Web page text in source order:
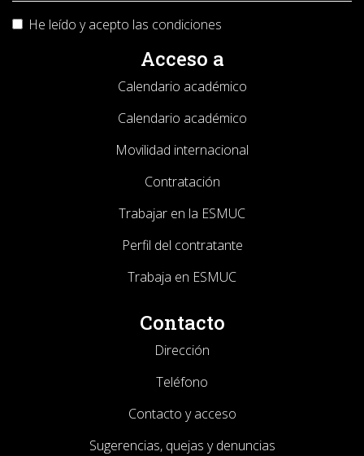
He leído y acepto las condiciones
Acceso a
Calendario académico
Calendario académico
Movilidad internacional
Contratación
Trabajar en la ESMUC
Perfil del contratante
Trabaja en ESMUC
Contacto
Dirección
Teléfono
Contacto y acceso
Sugerencias, quejas y denuncias